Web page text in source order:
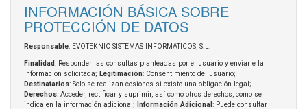
INFORMACIÓN BÁSICA SOBRE
PROTECCIÓN DE DATOS
Responsable: EVOTEKNIC SISTEMAS INFORMATICOS, S.L.
Finalidad: Responder las consultas planteadas por el usuario y enviarle la
información solicitada; Legitimación: Consentimiento del usuario;
Destinatarios: Solo se realizan cesiones si existe una obligación legal;
Derechos: Acceder, rectificar y suprimir, así como otros derechos, como se
indica en la información adicional;
Información Adicional : Puede consultar